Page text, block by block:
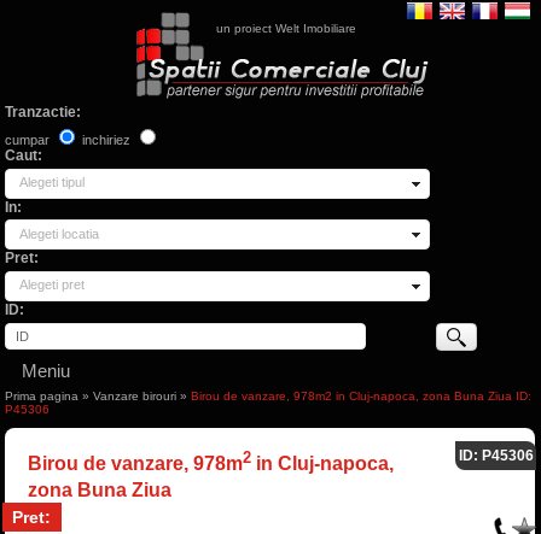
un proiect Welt Imobiliare
Tranzactie:
cumpar inchiriez
Caut:
Alegeti tipul
In:
Alegeti locatia
Pret:
Alegeti pret
ID:
Meniu
Prima pagina »Vanzare birouri » Birou de vanzare, 978m2 in Cluj-napoca, zona Buna Ziua ID:
P45306
Birou de vanzare, 978m2in Cluj-napoca,
zona Buna Ziua
Pret:
ID: P45306